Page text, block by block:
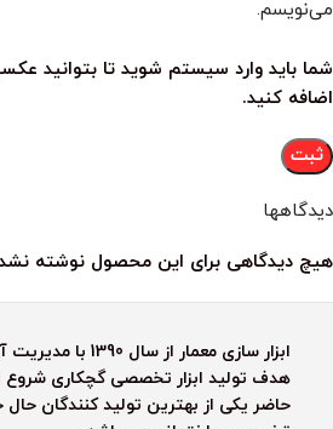
دیدگاهها
هیچ دیدگاهی برای این محصول نوشته
می‌نویسم.
شما باید وارد سیستم شوید تا بتوانید
اضافه کنید.
ابزار سازی معمار از
هدف تولید ابزار تخصصی گچکاری شروع
حاضر یکی از بهترین تولید کنندگان حال